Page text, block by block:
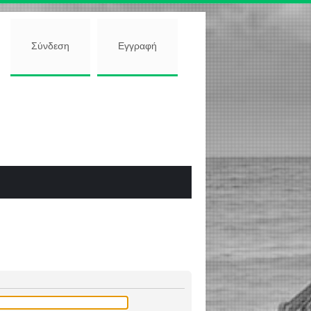
Σύνδεση Εγγραφή